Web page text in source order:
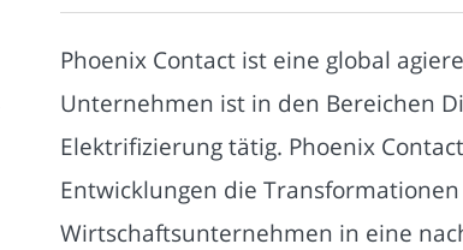
Phoenix Contact ist eine global
Unternehmen ist in den Bereichen
Elektrifizierung tätig. Phoenix
Entwicklungen die
Wirtschaftsunternehmen in eine